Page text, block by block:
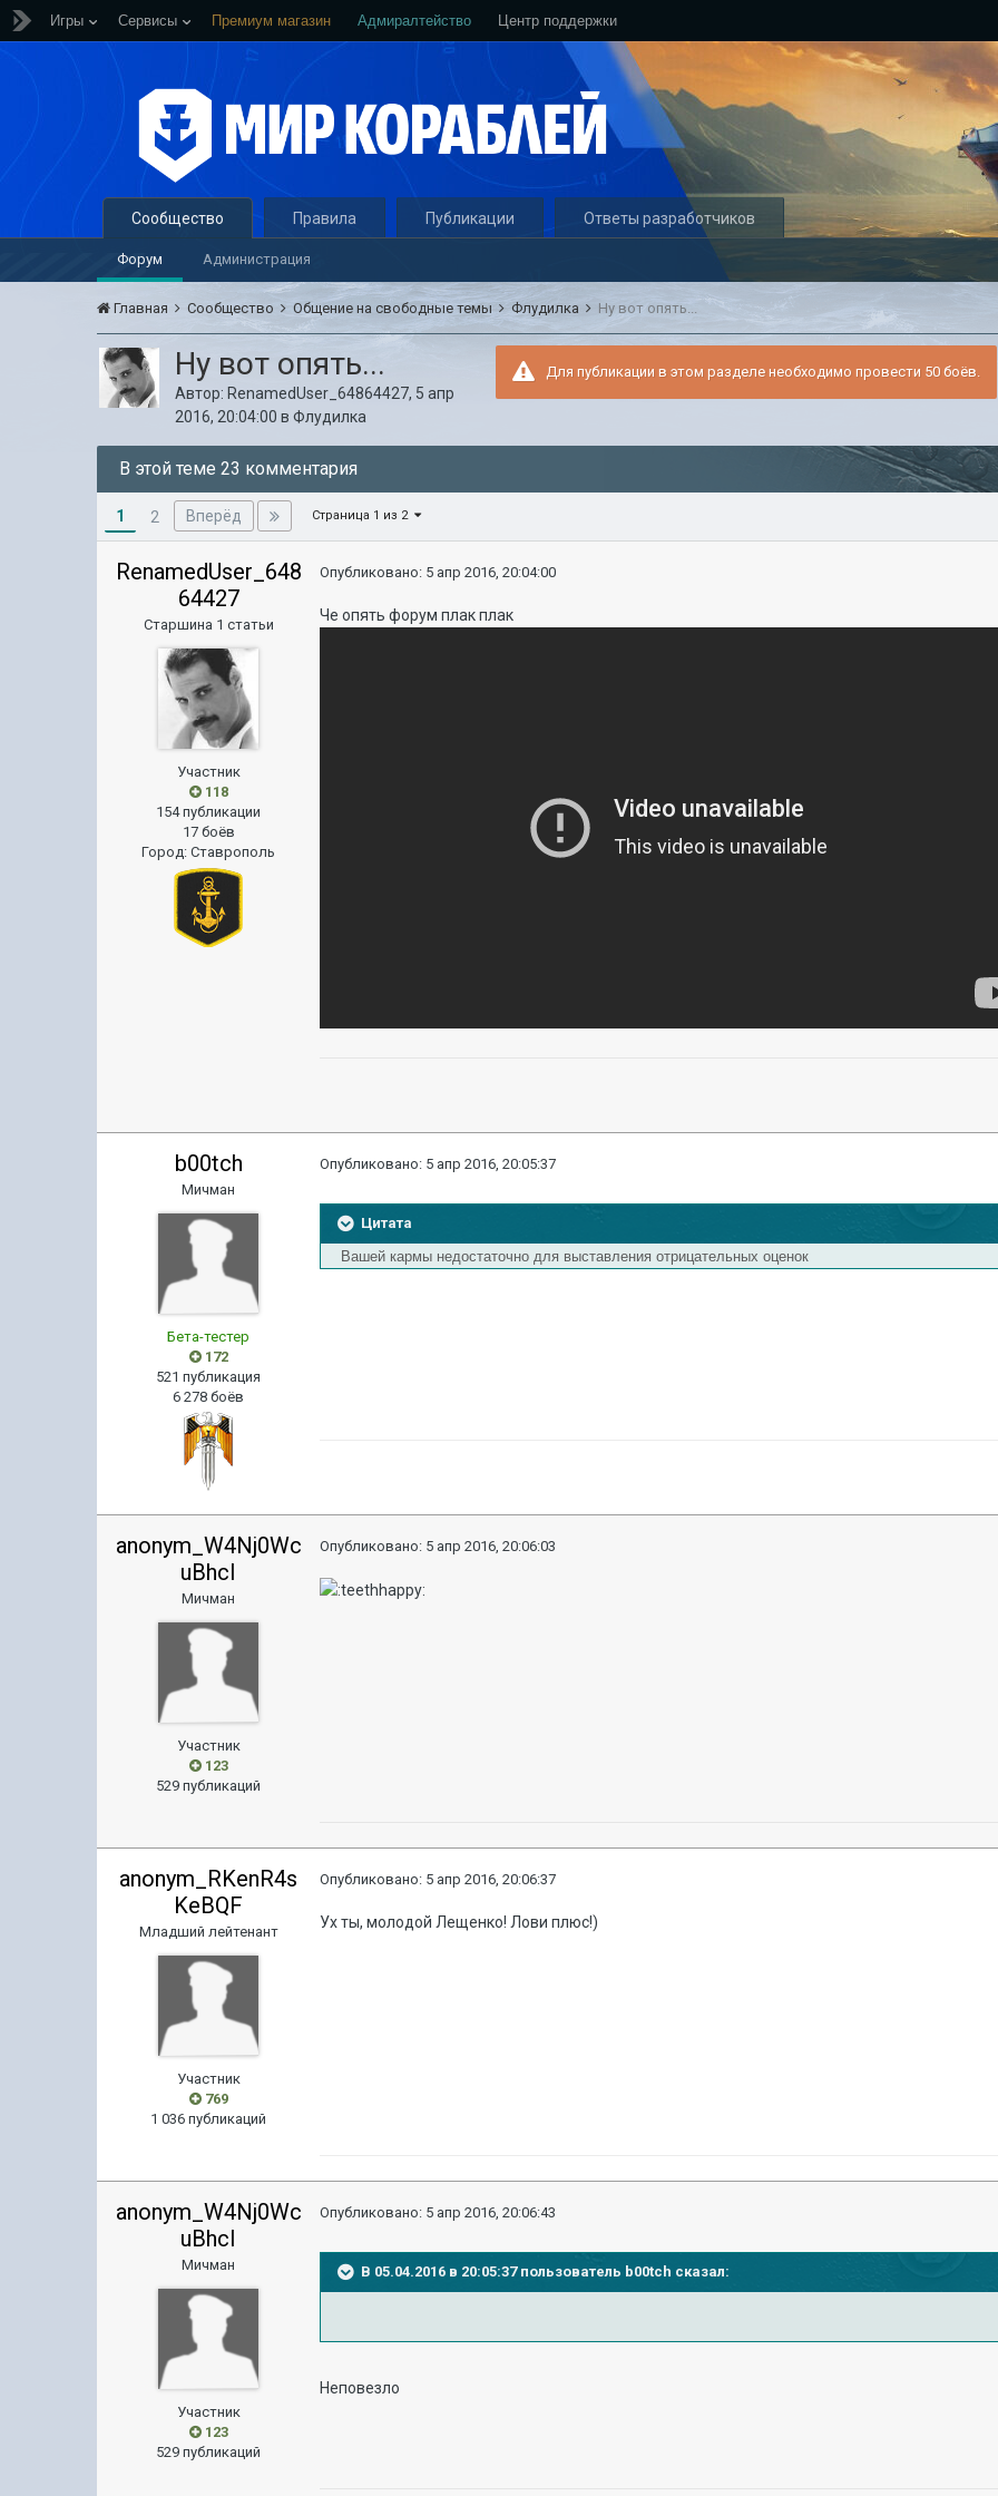
Игры Сервисы Премиум магазин Адмиралтейство Центр поддержки
Сообщество
Форум Администрация
Правила Публикации Ответы разработчиков
Главная Сообщество Общение на свободные темы Флудилка Ну вот опять...
Для публикации в этом разделе необходимо провести 50 боёв.
Ну вот опять...
Автор: RenamedUser_64864427, 5 апр
2016, 20:04:00 вФлудилка
В этой теме 23 комментария
1 2 Вперёд Страница 1 из 2
RenamedUser_648
64427
Старшина 1 статьи
Участник
118
154 публикации
17 боёв
Город:Ставрополь
Опубликовано: 5 апр 2016, 20:04:00
Че опять форум плак плак
b00tch
Мичман
Бета-тестер
172
521 публикация
6 278 боёв
Опубликовано: 5 апр 2016, 20:05:37
Цитата
Вашей кармы недостаточно для выставления отрицательных оценок
anonym_W4Nj0Wc
uBhcI
Мичман
Участник
123
529 публикаций
Опубликовано: 5 апр 2016, 20:06:03
anonym_RKenR4s
KeBQF
Младший лейтенант
Участник
769
1 036 публикаций
Опубликовано: 5 апр 2016, 20:06:37
Ух ты, молодой Лещенко! Лови плюс!)
anonym_W4Nj0Wc
uBhcI
Мичман
Участник
123
529 публикаций
Опубликовано: 5 апр 2016, 20:06:43
В 05.04.2016 в 20:05:37 пользователь b00tch сказал:
Неповезло